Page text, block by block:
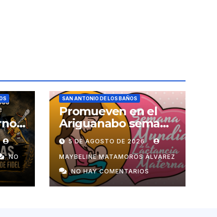
NO
SAN ANTONIO DE LOS BAÑOS
Promueven en el
Ariguanabo semana
de la lactancia
materna
5 DE AGOSTO DE 2026
MAYBELINE MATAMOROS ÁLVAREZ
NO HAY COMENTARIOS